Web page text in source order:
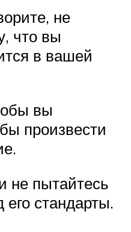
не
что вы
в вашей
вы
произвести
не пытайтесь
его стандарты.